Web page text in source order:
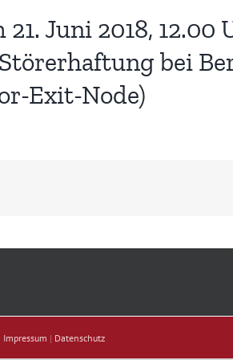
Juni 2018, 12.00
bei
Exit-Node)
Impressum | Datenschutz